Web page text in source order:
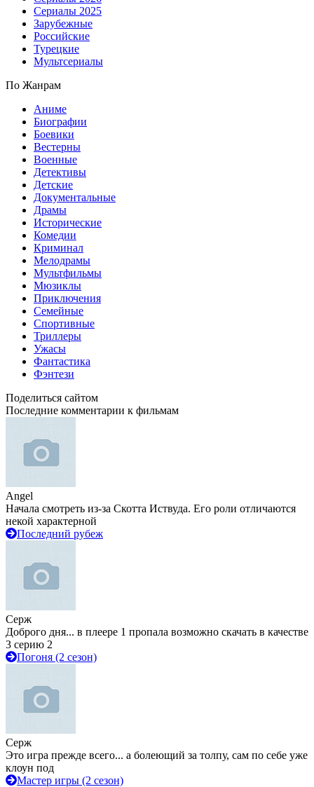
Сериалы 2025
Зарубежные
Российские
Турецкие
Мультсериалы
По Жанрам
Аниме
Биографии
Боевики
Вестерны
Военные
Детективы
Детские
Документальные
Драмы
Исторические
Комедии
Криминал
Мелодрамы
Мультфильмы
Мюзиклы
Приключения
Семейные
Спортивные
Триллеры
Ужасы
Фантастика
Фэнтези
Поделиться сайтом
Последние комментарии к фильмам
Angel
Начала смотреть из-за Скотта Иствуда. Его роли отличаются
некой характерной
Последний рубеж
Серж
Доброго дня... в плеере 1 пропала возможно скачать в качестве
3 серию 2
Погоня (2 сезон)
Серж
Это игра прежде всего... а болеющий за толпу, сам по себе уже
клоун под
Мастер игры (2 сезон)